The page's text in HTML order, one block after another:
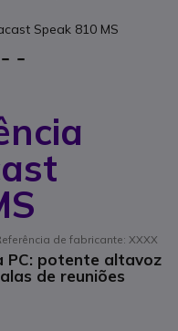
de fabricante: XXXX
PC: potente altavoz
de reuniões